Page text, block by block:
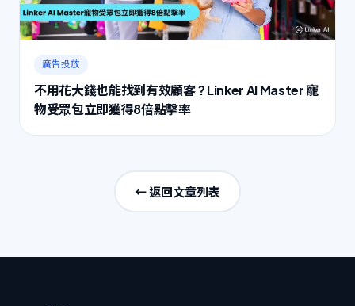
廣告投放
不用花大錢也能找到有效顧客 ? Linker AI Master 寵
物受眾包立即獲得8倍點擊率
← 返回文章列表